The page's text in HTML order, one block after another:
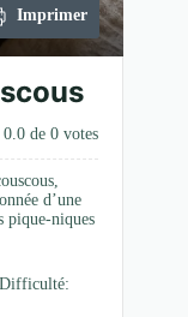
Imprimer
0.0 de0 votes
d’une
pique-niques
Difficulté: